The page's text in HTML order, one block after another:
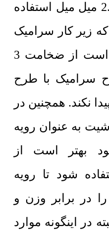
میتوان از ضخامت 2.5 میل میل استفاده
زیر کار سرامیک
طرح دار باشد بهتر است از ضخامت 3
سرامیک با طرح
نکند. همچنین در
به عنوان رویه
بهتر است از
استفاده شود تا رویه
در برابر وزن و
در اینگونه موارد